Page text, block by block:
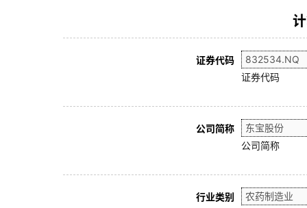
证券代码
证券代码
公司简称
公司简称
行业类别